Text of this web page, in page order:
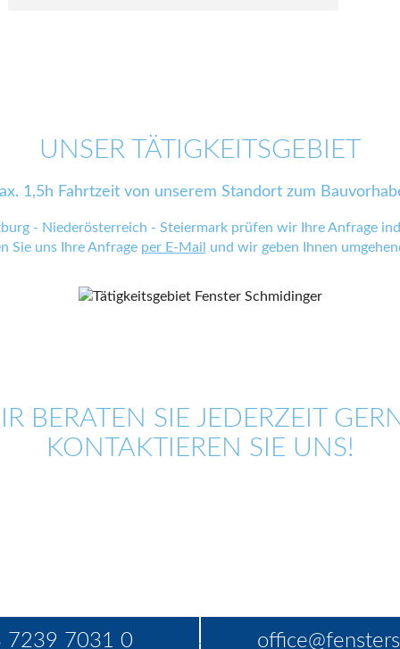
UNSER TÄTIGKEITSGEBIET
1,5h Fahrtzeit von unserem Standort zum
- Niederösterreich - Steiermark prüfen wir Ihre Anfrage
Sie uns Ihre Anfrage per E-Mail und wir geben Ihnen
BERATEN SIE JEDERZEIT
KONTAKTIEREN SIE UNS!
7239 7031 0